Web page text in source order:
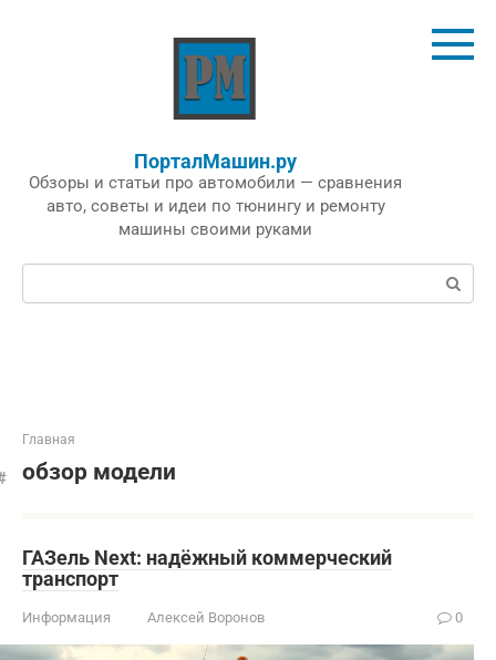
ПорталМашин.ру
Обзоры и статьи про автомобили — сравнения
авто, советы и идеи по тюнингу и ремонту
машины своими руками
Поиск:
Главная
обзор модели
ГАЗель Next: надёжный коммерческий
транспорт
Информация Алексей Воронов 0